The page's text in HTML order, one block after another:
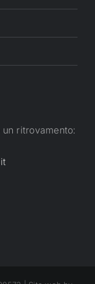
ritrovamento: